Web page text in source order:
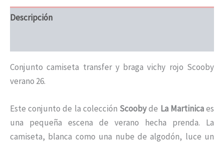
Descripción
Conjunto camiseta transfer y braga vichy rojo Scooby
verano 26.
Este conjunto de la colección Scoobyde La Martinicaes
una pequeña escena de verano hecha prenda. La
camiseta, blanca como una nube de algodón, luce un